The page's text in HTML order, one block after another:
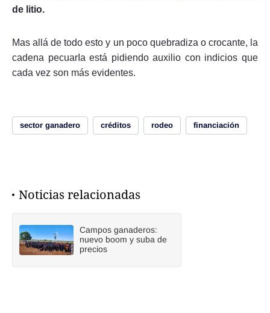
de litio.
Mas allá de todo esto y un poco quebradiza o crocante, la
cadena pecuarIa está pidiendo auxilio con indicios que
cada vez son más evidentes.
sector ganadero créditos rodeo financiación
Noticias relacionadas
Campos ganaderos:
nuevo boom y suba de
precios